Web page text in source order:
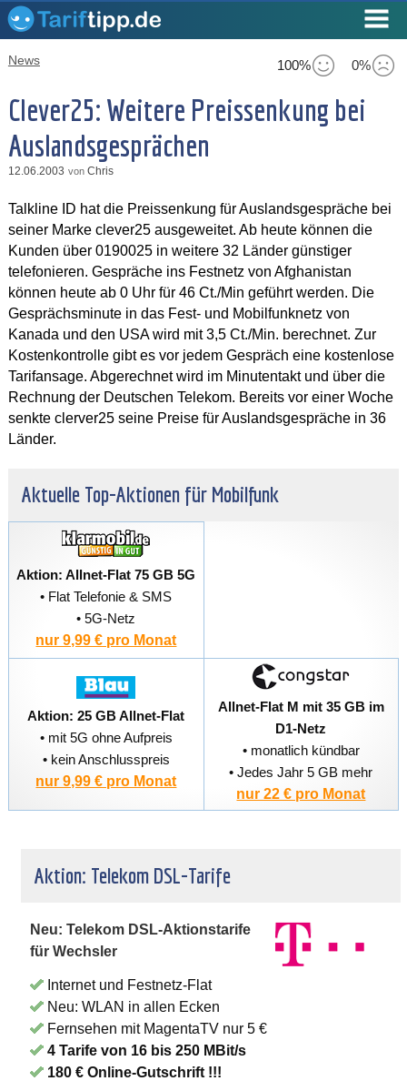
100% 0%
News
Clever25: Weitere Preissenkung bei
Auslandsgesprächen
12.06.2003 von Chris
Talkline ID hat die Preissenkung für Auslandsgespräche bei
seiner Marke clever25 ausgeweitet. Ab heute können die
Kunden über 0190025 in weitere 32 Länder günstiger
telefonieren. Gespräche ins Festnetz von Afghanistan
können heute ab 0 Uhr für 46 Ct./Min geführt werden. Die
Gesprächsminute in das Fest- und Mobilfunknetz von
Kanada und den USA wird mit 3,5 Ct./Min. berechnet. Zur
Kostenkontrolle gibt es vor jedem Gespräch eine kostenlose
Tarifansage. Abgerechnet wird im Minutentakt und über die
Rechnung der Deutschen Telekom. Bereits vor einer Woche
senkte clerver25 seine Preise für Auslandsgespräche in 36
Länder.
Aktuelle Top-Aktionen für Mobilfunk
Aktion: Allnet-Flat 75 GB 5G
• Flat Telefonie & SMS
• 5G-Netz
nur 9,99 € pro Monat
Aktion: 25 GB Allnet-Flat
• mit 5G ohne Aufpreis
• kein Anschlusspreis
nur 9,99 € pro Monat
Allnet-Flat M mit 35 GB im
D1-Netz
• monatlich kündbar
• Jedes Jahr 5 GB mehr
nur 22 € pro Monat
Aktion: Telekom DSL-Tarife
Neu: Telekom DSL-Aktionstarife
für Wechsler
Internet und Festnetz-Flat
Neu: WLAN in allen Ecken
Fernsehen mit MagentaTV nur 5 €
4 Tarife von 16 bis 250 MBit/s
180 € Online-Gutschrift !!!